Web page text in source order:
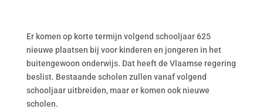
Er komen op korte termijn volgend schooljaar 625
nieuwe plaatsen bij voor kinderen en jongeren in het
buitengewoon onderwijs. Dat heeft de Vlaamse regering
beslist. Bestaande scholen zullen vanaf volgend
schooljaar uitbreiden, maar er komen ook nieuwe
scholen.